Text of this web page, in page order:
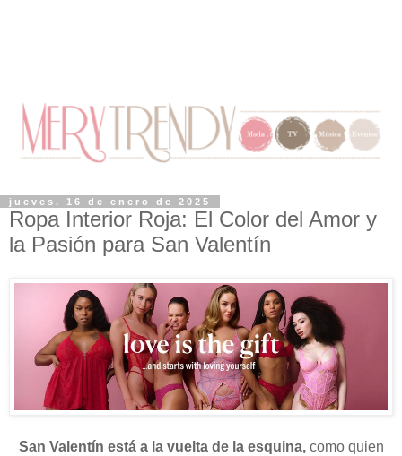
jueves, 16 de enero de 2025
Ropa Interior Roja: El Color del Amor y
la Pasión para San Valentín
San Valentín está a la vuelta de la esquina, como quien